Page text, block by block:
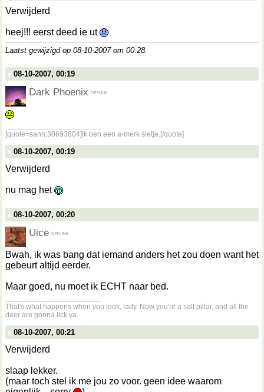
Verwijderd
heej!!! eerst deed ie ut
Laatst gewijzigd op 08-10-2007 om 00:28.
08-10-2007, 00:19
Dark Phoenix
[quote=sann;30693804]Ik ben een a-merk sletje.[/quote]
08-10-2007, 00:19
Verwijderd
nu mag het
08-10-2007, 00:20
Uice
Bwah, ik was bang dat iemand anders het zou doen want het
gebeurt altijd eerder.
Maar goed, nu moet ik ECHT naar bed.
That's what happens when you look, lady. Now you're a salt pillar, and all the
deer are gonna lick ya.
08-10-2007, 00:21
Verwijderd
slaap lekker.
(maar toch stel ik me jou zo voor. geen idee waarom